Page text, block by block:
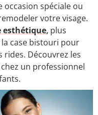
spéciale ou
votre visage.
esthétique, plus
case bistouri pour
rides. Découvrez les
un professionnel